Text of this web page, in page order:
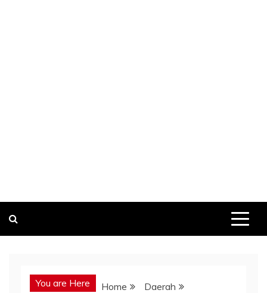
You are Here Home
Daerah